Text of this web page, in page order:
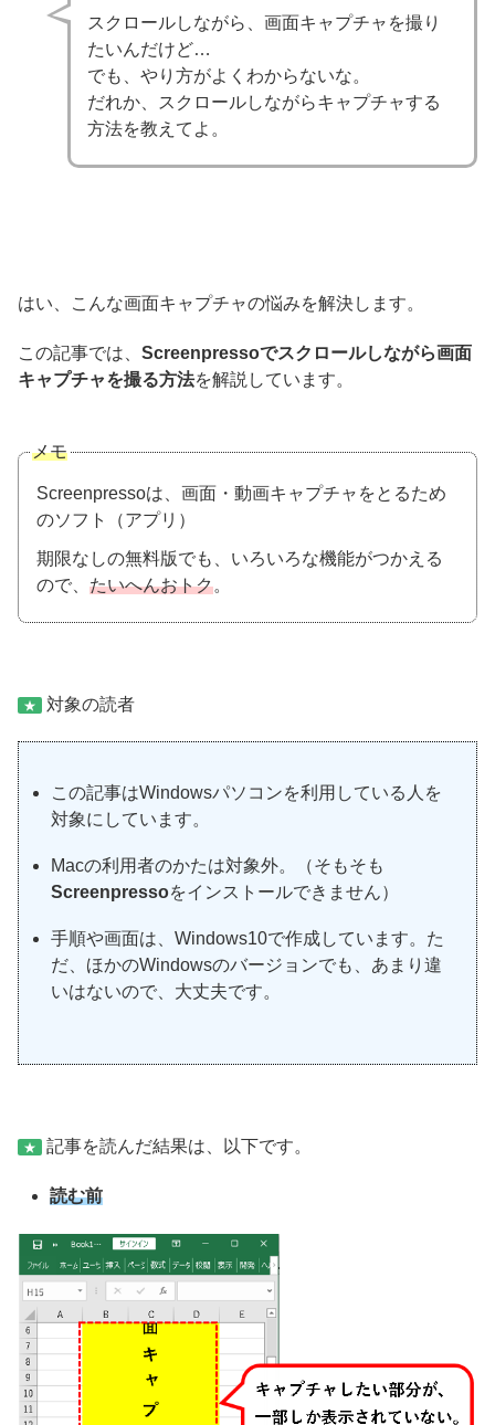
スクロールしながら、画面キャプチャを撮り
たいんだけど…
でも、やり方がよくわからないな。
だれか、スクロールしながらキャプチャする
方法を教えてよ。
はい、こんな画面キャプチャの悩みを解決します。
この記事では、 Screenpressoでスクロールしながら画面
キャプチャを撮る方法を解説しています。
メモ
Screenpressoは、画面・動画キャプチャをとるため
のソフト（アプリ）
期限なしの無料版でも、いろいろな機能がつかえる
ので、 たいへんおトク。
★ 対象の読者
この記事はWindowsパソコンを利用している人を
対象にしています。
Macの利用者のかたは対象外。（そもそも
Screenpressoをインストールできません）
手順や画面は、Windows10で作成しています。た
だ、ほかのWindowsのバージョンでも、あまり違
いはないので、大丈夫です。
★ 記事を読んだ結果は、以下です。
読む前